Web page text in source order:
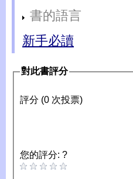
書的語言
新手必讀
對此書評分
評分 (0 次投票)
您的評分: ?